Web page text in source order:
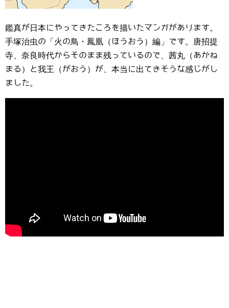
鑑真が日本にやってきたころを描いたマンガがあります。
手塚治虫の「火の鳥・鳳凰（ほうおう）編」です。唐招提
寺、奈良時代からそのまま残っているので、茜丸（あかね
まる）と我王（がおう）が、本当に出てきそうな感じがし
ました。